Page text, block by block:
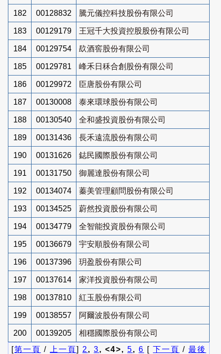
182 00128832 騰元儀控科技股份有限公司
183 00129179 王冠千大投資控股股份有限公司
184 00129754 镹酒窖股份有限公司
185 00129781 峰禾日秝合創股份有限公司
186 00129972 臣唐股份有限公司
187 00130008 泰來環球股份有限公司
188 00130540 全和盛投資股份有限公司
189 00131436 長禾遠流股份有限公司
190 00131626 鋕民國際股份有限公司
191 00131750 御麗達股份有限公司
192 00134074 蓁美管理顧問股份有限公司
193 00134525 蔚然投資股份有限公司
194 00134779 全智能投資股份有限公司
195 00136679 宇安順股份有限公司
196 00137396 玥盈股份有限公司
197 00137614 家洋投資股份有限公司
198 00137810 紅玉股份有限公司
199 00138557 阿爾波股份有限公司
200 00139205
相穩國際股份有限公司
[第一頁 / 上一頁] 2 , 3, <4>, 5, 6 [ 下一頁 / 最後